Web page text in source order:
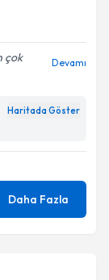
çok
Devamı
Haritada Göster
Daha Fazla